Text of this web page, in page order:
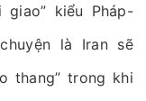
giao” kiểu Pháp-
là Iran sẽ
thang” trong khi